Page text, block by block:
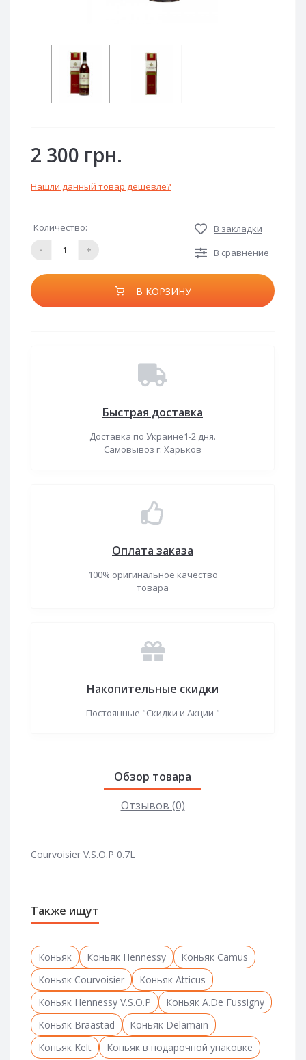
2 300 грн.
Нашли данный товар дешевле?
Количество:
-
+
В закладки
В сравнение
В КОРЗИНУ
Быстрая доставка
Доставка по Украине1-2 дня.
Самовывоз г. Харьков
Оплата заказа
100% оригинальное качество
товара
Накопительные скидки
Постоянные "Скидки и Акции "
Обзор товара
Отзывов (0)
Courvoisier V.S.O.P 0.7L
Также ищут
Коньяк Коньяк Hennessy
Коньяк Camus
Коньяк Courvoisier
Коньяк Atticus
Коньяк Hennessy V.S.O.P
Коньяк A.De Fussigny
Коньяк Braastad
Коньяк Delamain
Коньяк Kelt
Коньяк в подарочной упаковке